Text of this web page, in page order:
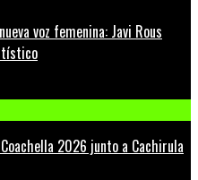
voz femenina: Javi Rous
2026 junto a Cachirula